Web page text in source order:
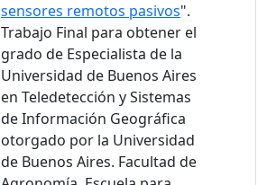
sensores remotos pasivos".
Trabajo Final para obtener el
grado de Especialista de la
Universidad de Buenos Aires
en Teledetección y Sistemas
de Información Geográfica
otorgado por la Universidad
de Buenos Aires. Facultad de